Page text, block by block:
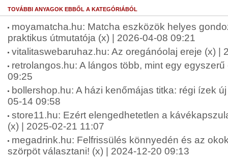
TOVÁBBI ANYAGOK EBBŐL A KATEGÓRIÁBÓL
moyamatcha.hu: Matcha eszközök helyes
praktikus útmutatója (x) | 2026-04-08 09:21
vitalitaswebaruhaz.hu: Az oregánóolaj ereje (x) |
retrolangos.hu: A lángos több, mint egy
09:25
bollershop.hu: A házi kenőmájas titka: régi ízek
05-14 09:58
store11.hu: Ezért elengedhetetlen a
(x) | 2025-02-21 11:07
megadrink.hu: Felfrissülés könnyedén és az
szörpöt választani! (x) | 2024-12-20 09:13